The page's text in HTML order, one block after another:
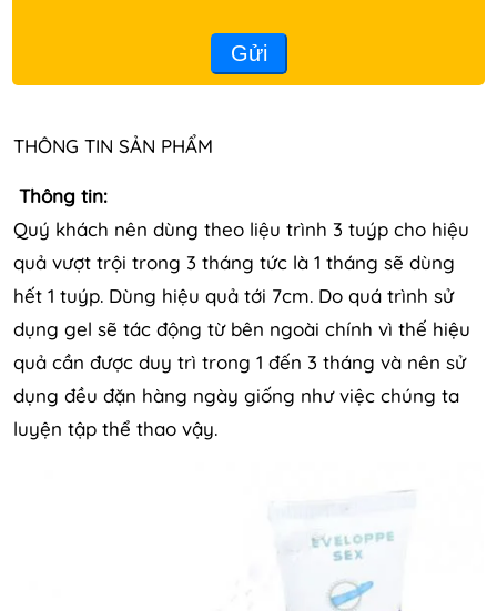
Gửi
THÔNG TIN SẢN PHẨM
Thông tin:
Quý khách nên dùng theo liệu trình 3 tuýp cho hiệu
quả vượt trội trong 3 tháng tức là 1 tháng sẽ dùng
hết 1 tuýp. Dùng hiệu quả tới 7cm. Do quá trình sử
dụng gel sẽ tác động từ bên ngoài chính vì thế hiệu
quả cần được duy trì trong 1 đến 3 tháng và nên sử
dụng đều đặn hàng ngày giống như việc chúng ta
luyện tập thể thao vậy.